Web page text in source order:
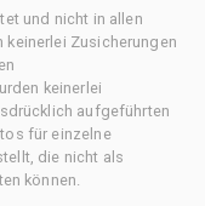
und nicht in allen
keinerlei Zusicherungen
keinerlei
aufgeführten
für einzelne
die nicht als
können.